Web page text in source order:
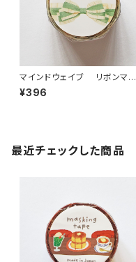
マインドウェイブ リボンマス
キングテープ ダイカット95588
フリル グリーン
¥396
最近チェックした商品